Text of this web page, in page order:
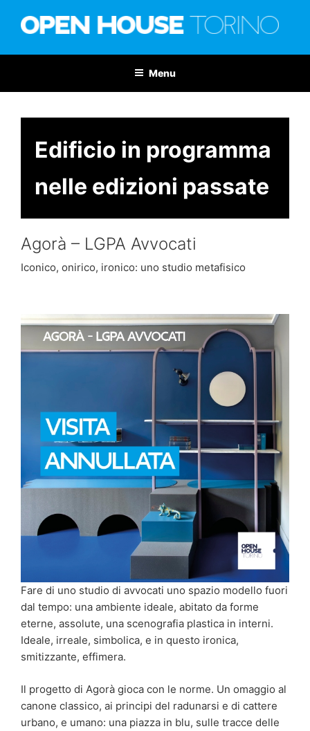
Menu
Edificio in programma
nelle edizioni passate
Agorà – LGPA Avvocati
Iconico, onirico, ironico: uno studio metafisico
Fare di uno studio di avvocati uno spazio modello fuori
dal tempo: una ambiente ideale, abitato da forme
eterne, assolute, una scenografia plastica in interni.
Ideale, irreale, simbolica, e in questo ironica,
smitizzante, effimera.
Il progetto di Agorà gioca con le norme. Un omaggio al
canone classico, ai principi del radunarsi e di cattere
urbano, e umano: una piazza in blu, sulle tracce delle